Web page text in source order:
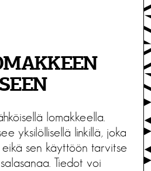
lomakkeella.
yksilöllisellä linkillä, joka
sen käyttöön tarvitse
Tiedot voi